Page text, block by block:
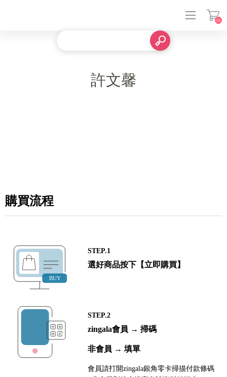
(0)
許文馨
購買流程
STEP.1
選好商品按下【立即購買】
STEP.2
zingala會員 → 掃碼
非會員 → 填單
會員請打開zingala銀角零卡掃描付款條碼